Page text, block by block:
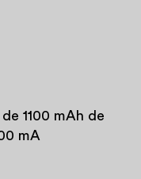
1100 mAh de
mA